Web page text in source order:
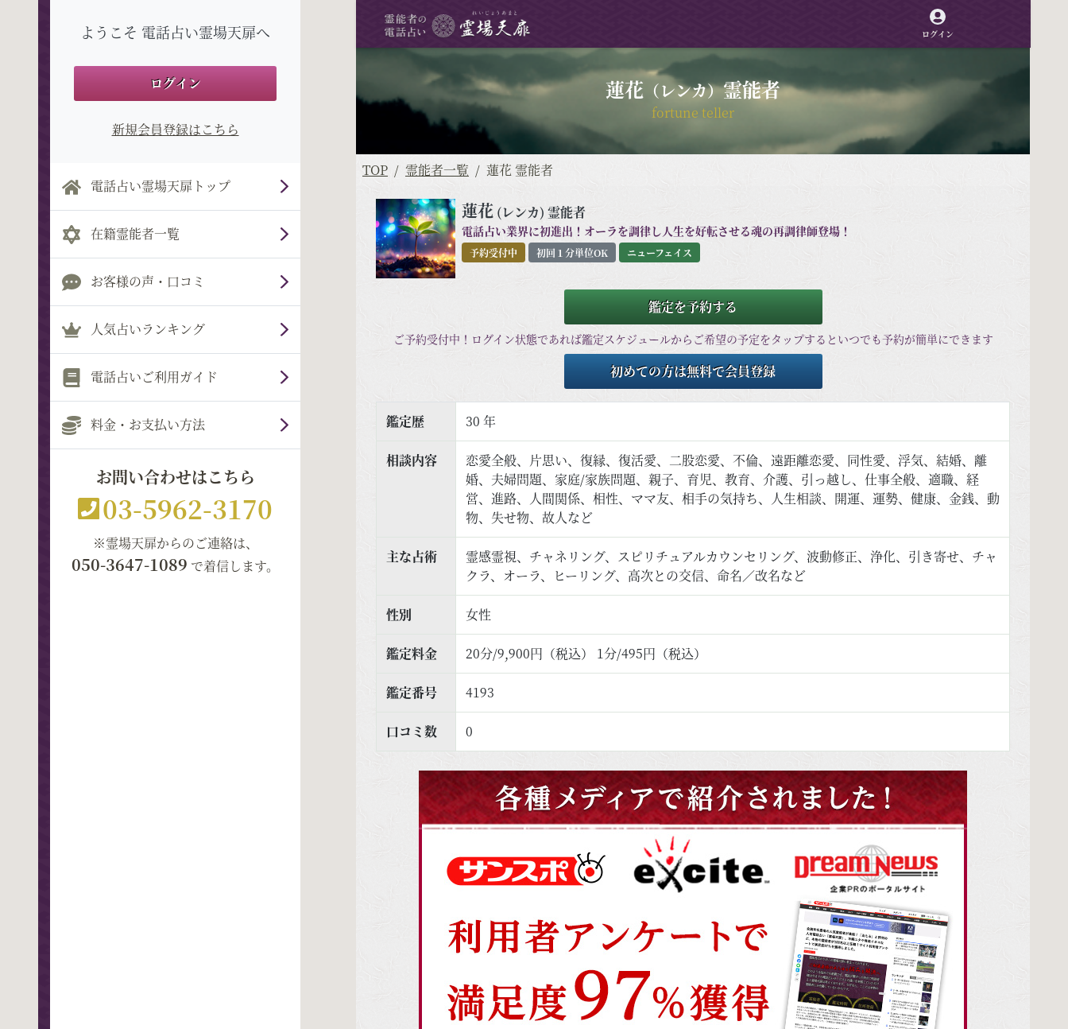
ようこそ 電話占い霊場天扉へ
ログイン
新規会員登録はこちら
電話占い霊場天扉トップ
在籍霊能者一覧
お客様の声・口コミ
人気占いランキング
電話占いご利用ガイド
料金・お支払い方法
お問い合わせはこちら
03-5962-3170
※霊場天扉からのご連絡は、
050-3647-1089 で着信します。
ログイン
蓮花 （レンカ）霊能者
fortune teller
TOP 霊能者一覧 蓮花 霊能者
蓮花 (レンカ) 霊能者
電話占い業界に初進出！オーラを調律し人生を好転させる魂の再調律師登場！
予約受付中 初回１分単位OK ニューフェイス
鑑定を予約する
ご予約受付中！ログイン状態であれば鑑定スケジュールからご希望の予定をタップするといつでも予約が簡単にできます
初めての方は無料で会員登録
鑑定歴 30 年
相談内容
恋愛全般、片思い、復縁、復活愛、二股恋愛、不倫、遠距離恋愛、同性愛、浮気、結婚、離
婚、夫婦問題、家庭/家族問題、親子、育児、教育、介護、引っ越し、仕事全般、適職、経
営、進路、人間関係、相性、ママ友、相手の気持ち、人生相談、開運、運勢、健康、金銭、動
物、失せ物、故人など
主な占術
霊感霊視、チャネリング、スピリチュアルカウンセリング、波動修正、浄化、引き寄せ、チャ
クラ、オーラ、ヒーリング、高次との交信、命名／改名など
性別 女性
鑑定料金 20分/9,900円（税込） 1分/495円（税込）
鑑定番号 4193
口コミ数 0